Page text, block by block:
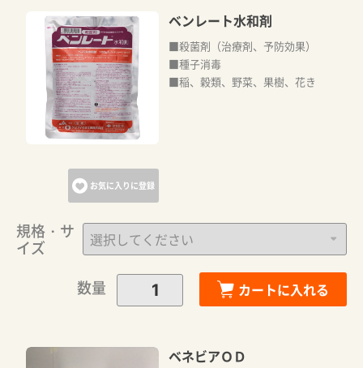
お気に入りに登録
ベンレート水和剤
■殺菌剤（治療剤、予防効果）
■種子消毒
■稲、穀類、野菜、果樹、花き
規格・サ
イズ
数量
カートに入れる
ベネビアＯＤ